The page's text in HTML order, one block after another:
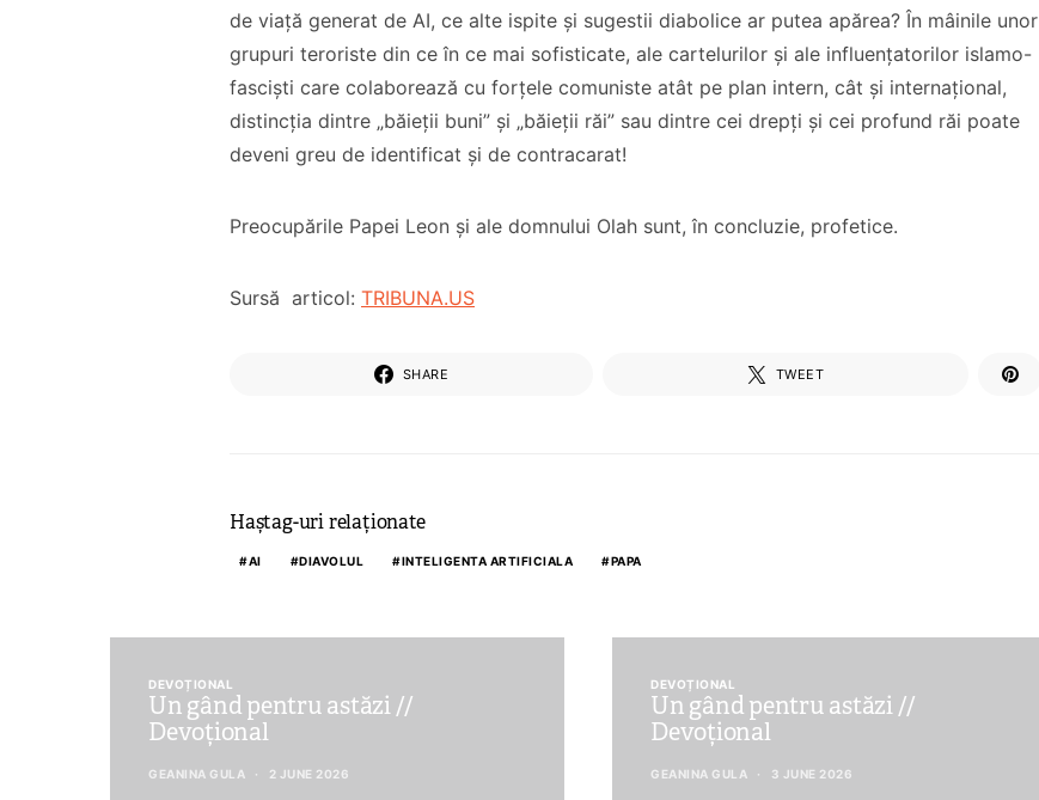
de viață generat de AI, ce alte ispite și sugestii diabolice ar putea apărea? În mâinile unor
grupuri teroriste din ce în ce mai sofisticate, ale cartelurilor și ale influențatorilor islamo-
fasciști care colaborează cu forțele comuniste atât pe plan intern, cât și internațional,
distincția dintre „băieții buni” și „băieții răi” sau dintre cei drepți și cei profund răi poate
deveni greu de identificat și de contracarat!
Preocupările Papei Leon și ale domnului Olah sunt, în concluzie, profetice.
Sursă articol: TRIBUNA.US
SHARE TWEET
Haștag-uri relaționate
AI DIAVOLUL INTELIGENTA ARTIFICIALA PAPA
DEVOȚIONAL
Un gând pentru astăzi //
Devoțional
GEANINA GULA 2 JUNE 2026
DEVOȚIONAL
Un gând pentru astăzi //
Devoțional
GEANINA GULA 3 JUNE 2026